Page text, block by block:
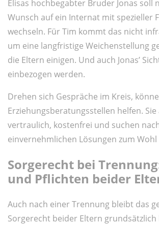
Elisas hochbegabter Bruder Jonas soll
Wunsch auf ein Internat mit spezieller
wechseln. Für Tim kommt das nicht
um eine langfristige Weichenstellung
die Eltern einigen. Und auch Jonas’
einbezogen werden.
Drehen sich Gespräche im Kreis,
Erziehungsberatungsstellen helfen.
vertraulich, kostenfrei und suchen
einvernehmlichen Lösungen zum Wohl
Sorgerecht bei
und Pflichten beider
Auch nach einer Trennung bleibt das
Sorgerecht beider Eltern grundsätzlich